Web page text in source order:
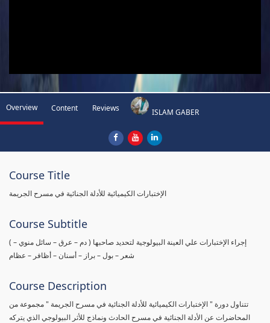
Overview Content Reviews ISLAM GABER
Course Title
الإختبارات الكيميائية للأدلة الجنائية في مسرح الجريمة
Course Subtitle
( إجراء الإختبارات علي العينة البيولوجية لتحديد صاحبها ( دم – عرق – سائل منوي –
شعر – بول – براز – أسنان – أظافر – عظام
Course Description
تتناول دورة " الإختبارات الكيميائية للأدلة الجنائية في مسرح الجريمة " مجموعة من
المحاضرات عن الأدلة الجنائية في مسرح الحادث ونماذج للأثر البيولوجي الذي يتركه